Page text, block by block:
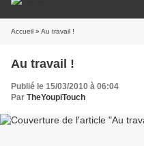
Accueil » Au travail !
Au travail !
Publié le 15/03/2010 à 06:04
Par TheYoupiTouch